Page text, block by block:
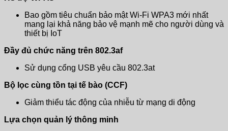
Bao gồm tiêu chuẩn bảo mật Wi-Fi WPA3 mới nhất
mang lại khả năng bảo vệ mạnh mẽ cho người dùng và
thiết bị IoT
Đầy đủ chức năng trên 802.3af
Sử dụng cổng USB yêu cầu 802.3at
Bộ lọc cùng tồn tại tế bào (CCF)
Giảm thiểu tác động của nhiễu từ mạng di động
Lựa chọn quản lý thông minh